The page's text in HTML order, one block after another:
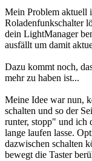
Mein Problem aktuell
Roladenfunkschalter
dein LightManager
ausfällt um damit
Dazu kommt noch,
mehr zu haben ist...
Meine Idee war nun,
schalten und so der
runter, stopp" und ich
lange laufen lasse.
dazwischen schalten
bewegt die Taster